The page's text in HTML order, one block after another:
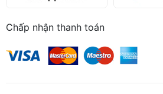
Chấp nhận thanh toán